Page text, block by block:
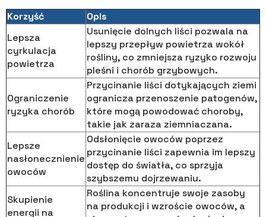
Korzyść
Opis
Lepsza
cyrkulacja
powietrza
Usunięcie dolnych liści pozwala na
lepszy przepływ powietrza wokół
rośliny, co zmniejsza ryzyko rozwoju
pleśni i chorób grzybowych.
Ograniczenie
ryzyka chorób
Przycinanie liści dotykających ziemi
ogranicza przenoszenie patogenów,
które mogą powodować choroby,
takie jak zaraza ziemniaczana.
Lepsze
nasłonecznienie
owoców
Odsłonięcie owoców poprzez
przycinanie liści zapewnia im lepszy
dostęp do światła, co sprzyja
szybszemu dojrzewaniu.
Skupienie
energii na
Roślina koncentruje swoje zasoby
na produkcji i wzroście owoców, a